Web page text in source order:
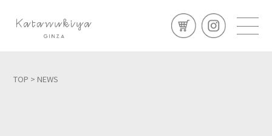
TOP > NEWS